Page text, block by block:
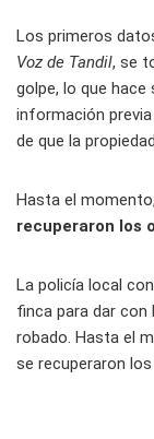
Los primeros
Voz de Tandil, se
golpe, lo que
información
de que la
Hasta el momento,
recuperaron los
La policía local
finca para dar
robado. Hasta el
se recuperaron